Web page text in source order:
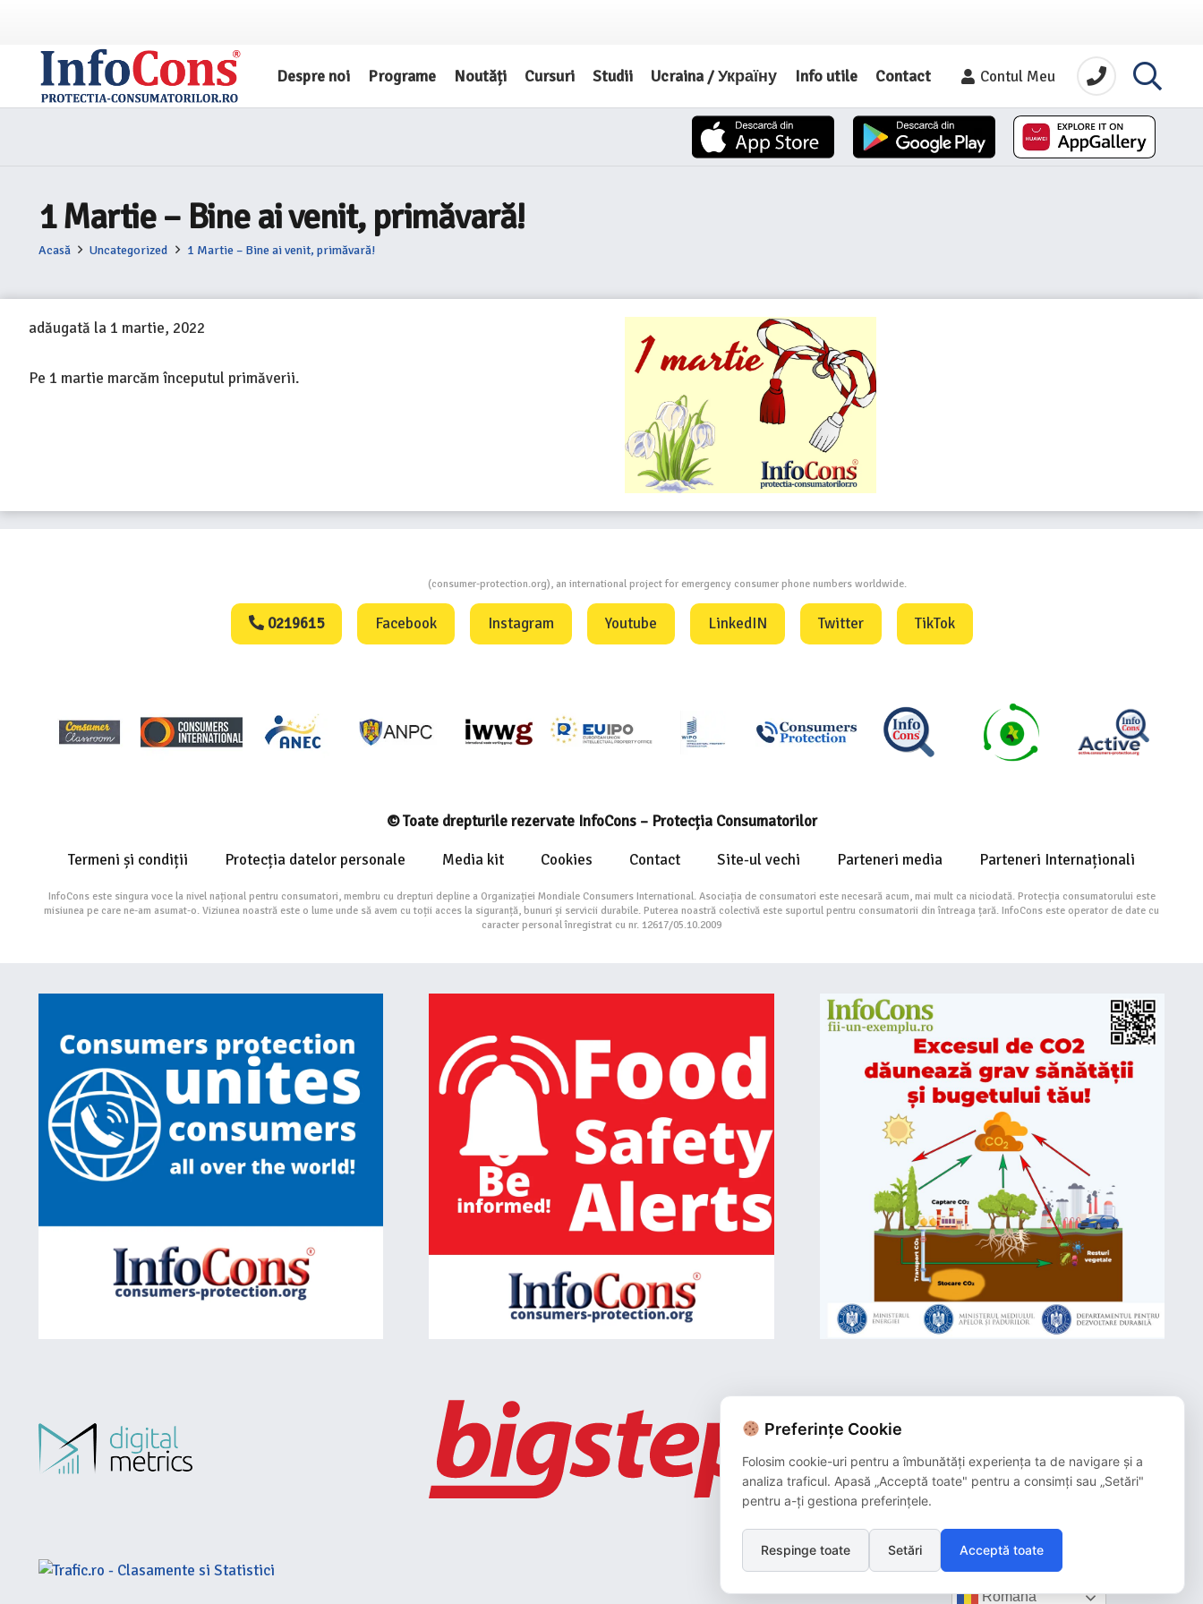
Despre noi Programe Noutăți Cursuri Studii Ucraina / Україну Info utile Contact Contul Meu
1 Martie – Bine ai venit, primăvară!
Acasă Uncategorized 1 Martie – Bine ai venit, primăvară!
adăugată la 1 martie, 2022
Pe 1 martie marcăm începutul primăverii.
(consumer-protection.org), an international project for emergency consumer phone numbers worldwide.
0219615 Facebook Instagram Youtube LinkedIN Twitter TikTok
© Toate drepturile rezervate InfoCons – Protecția Consumatorilor
Termeni și condiții Protecția datelor personale Media kit Cookies Contact Site-ul vechi Parteneri media Parteneri Internaționali
InfoCons este singura voce la nivel național pentru consumatori, membru cu drepturi depline a Organizației Mondiale Consumers International. Asociația de consumatori este necesară acum, mai mult ca niciodată. Protecția consumatorului este
misiunea pe care ne-am asumat-o. Viziunea noastră este o lume unde să avem cu toții acces la siguranță, bunuri și servicii durabile. Puterea noastră colectivă este suportul pentru consumatorii din întreaga țară. InfoCons este operator de date cu
caracter personal înregistrat cu nr. 12617/05.10.2009
și beneficiază de 3D-Secure.
Română
Preferințe Cookie
Folosim cookie-uri pentru a îmbunătăți experiența ta de navigare și a
analiza traficul. Apasă „Acceptă toate" pentru a consimți sau „Setări"
pentru a-ți gestiona preferințele.
Respinge toate Setări Acceptă toate